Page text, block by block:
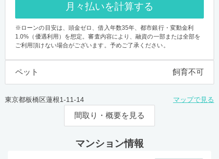
月々払いを計算する
※ローンの目安は、頭金ゼロ、借入年数35年、都市銀行・変動金利
1.0%（優遇利用）を想定。審査内容により、融資の一部または全部を
ご利用頂けない場合がございます。予めご了承ください。
ペット 飼育不可
東京都板橋区蓮根1-11-14 マップで見る
間取り・概要を見る
マンション情報